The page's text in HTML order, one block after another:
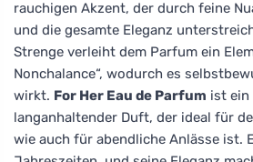
rauchigen Akzent, der durch feine
und die gesamte Eleganz
Strenge verleiht dem Parfum ein
Nonchalance“, wodurch es
wirkt. For Her Eau de Parfum ist ein
langanhaltender Duft, der ideal für
wie auch für abendliche Anlässe ist.